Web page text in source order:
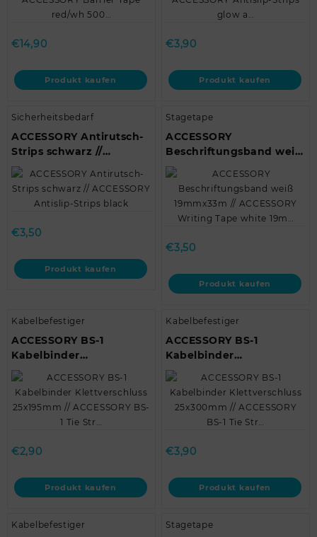
€14,90
Produkt kaufen
€3,90
Produkt kaufen
Sicherheitsbedarf
ACCESSORY Antirutsch-
Strips schwarz //
ACCESSORY Antislip-
Strips black
€3,50
Produkt kaufen
Stagetape
ACCESSORY
Beschriftungsband weiß
19mmx33m //
ACCESSORY Writing
Tape white 19m…
€3,50
Produkt kaufen
Kabelbefestiger
ACCESSORY BS-1
Kabelbinder
Klettverschluss
25x195mm // ACCESSORY
BS-1 Tie Str…
€2,90
Produkt kaufen
Kabelbefestiger
ACCESSORY BS-1
Kabelbinder
Klettverschluss
25x300mm //
ACCESSORY BS-1 Tie Str…
€3,90
Produkt kaufen
Kabelbefestiger Stagetape